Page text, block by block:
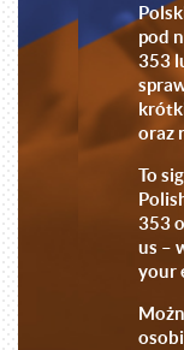
pod
353
oraz
To
353
us –
your